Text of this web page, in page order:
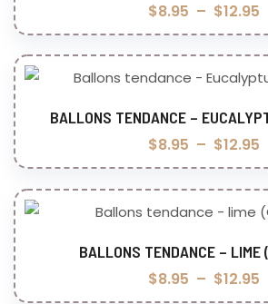
$8.95 – $12.95
Choix des options
BALLONS TENDANCE –
$8.95 – $12.95
Choix des options
BALLONS TENDANCE – LIME
$8.95 – $12.95